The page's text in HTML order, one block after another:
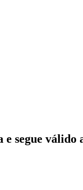
segue válido